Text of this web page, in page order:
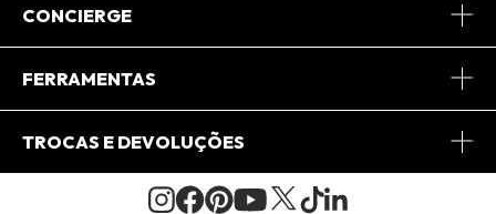
Sobre Nós
Journal
CONCIERGE
Central de Relacionamento
FERRAMENTAS
Minha Conta
Pedido de Presente
TROCAS E DEVOLUÇÕES
Condições Gerais